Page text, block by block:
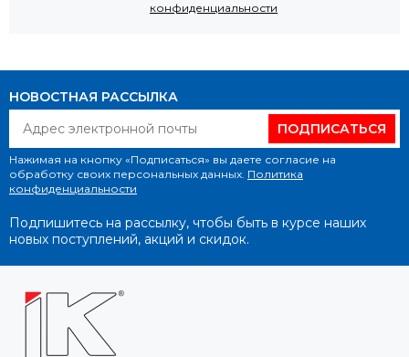
конфиденциальности
НОВОСТНАЯ РАССЫЛКА
ПОДПИСАТЬСЯ
Нажимая на кнопку «Подписаться» вы даете согласие на
обработку своих персональных данных. Политика
конфиденциальности
Подпишитесь на рассылку, чтобы быть в курсе наших
новых поступлений, акций и скидок.